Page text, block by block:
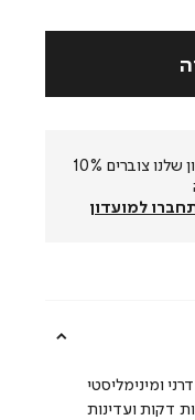
חברי המועדון שלנו צוברים 10%
למועדון
ומינימליסטי
דקות ועדינות